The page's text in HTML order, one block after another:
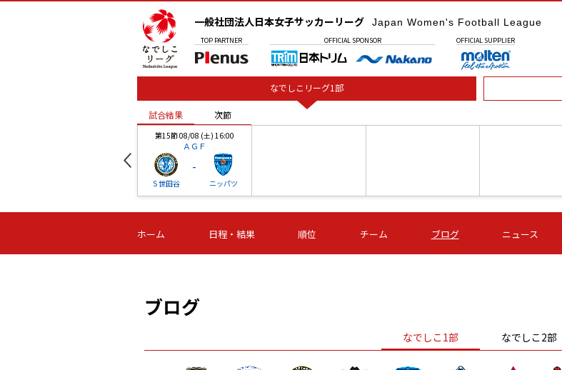
一般社団法人日本女子サッカーリーグ Japan Women's Football League
TOP PARTNER OFFICIAL SPONSOR OFFICIAL SUPPLIER
なでしこリーグ1部
試合結果 次節
第15節 08/08 (土) 16:00
ＡＧＦ
Ｓ世田谷
-
ニッパツ
-
第16節 09/05 (土) 15:00
ニッパツ
-
第16節 09/05 (土) 15:00
石人の星
-
第16節 09/05 (土) 16:00
ＡＧＦ
-
いちご
-
試合結果 次節
ホーム 日程・結果 順位 チーム ブログ ニュース
ブログ
なでしこ1部 なでしこ2部